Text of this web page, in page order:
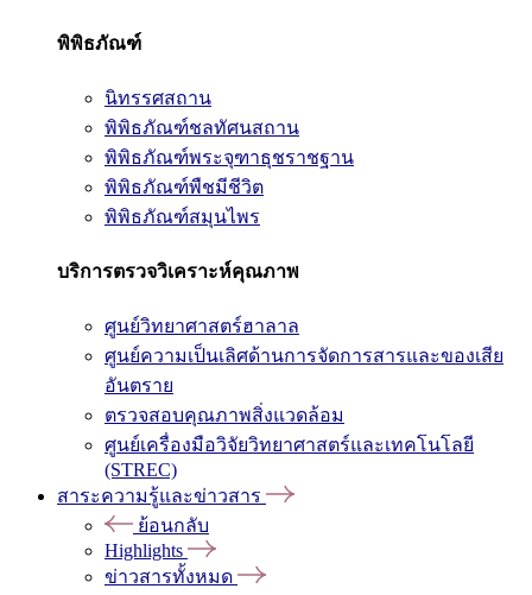
พิพิธภัณฑ์
นิทรรศสถาน
พิพิธภัณฑ์ชลทัศนสถาน
พิพิธภัณฑ์พระจุฑาธุชราชฐาน
พิพิธภัณฑ์พืชมีชีวิต
พิพิธภัณฑ์สมุนไพร
บริการตรวจวิเคราะห์คุณภาพ
ศูนย์วิทยาศาสตร์ฮาลาล
ศูนย์ความเป็นเลิศด้านการจัดการสารและของเสีย
อันตราย
ตรวจสอบคุณภาพสิ่งแวดล้อม
ศูนย์เครื่องมือวิจัยวิทยาศาสตร์และเทคโนโลยี
(STREC)
สาระความรู้และข่าวสาร
ย้อนกลับ
Highlights
ข่าวสารทั้งหมด